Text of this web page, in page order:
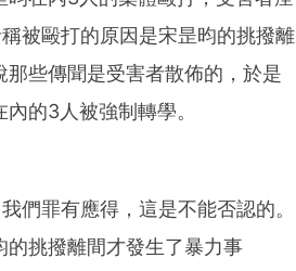
被毆打的原因是宋昰昀的挑撥離
些傳聞是受害者散佈的，於是
的3人被強制轉學。
們罪有應得，這是不能否認的。
挑撥離間才發生了暴力事